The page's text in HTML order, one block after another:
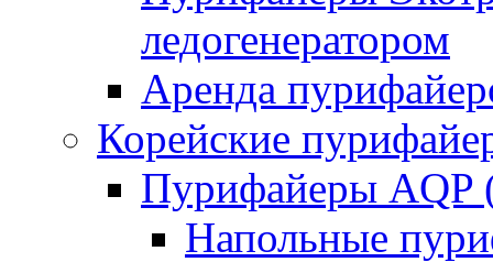
ледогенератором
Аренда
Корейские
Пурифайеры AQP
Напольные